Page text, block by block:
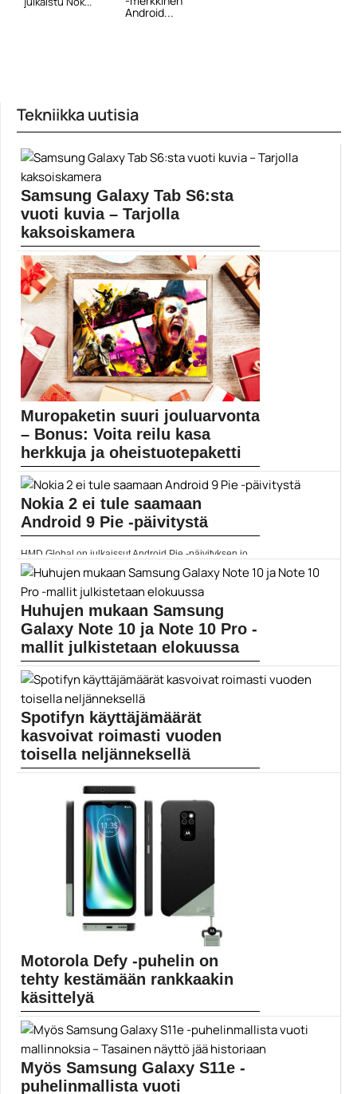
Android...
Tekniikka uutisia
Samsung Galaxy Tab S6:sta
vuoti kuvia – Tarjolla
kaksoiskamera
Vuotaneiden kuvien perusteella Samsung hyppää tänä
vuonna Galaxy...
Mobiili
Muropaketin suuri jouluarvonta
– Bonus: Voita reilu kasa
herkkuja ja oheistuotepaketti
Muropaketin varsinaiset jouluarvonnat päättyivät
aatonaattona 23. joulukuuta, mutta...
Elokuvauutiset
Nokia 2 ei tule saamaan
Android 9 Pie -päivitystä
HMD Global on julkaissut Android Pie -päivityksen jo...
Android 9 Pie
Huhujen mukaan Samsung
Galaxy Note 10 ja Note 10 Pro -
mallit julkistetaan elokuussa
Huhujen mukaan Samsung aikoo esitellä uudet Galaxy
Note...
Mobiili
Spotifyn käyttäjämäärät
kasvoivat roimasti vuoden
toisella neljänneksellä
Sekä maksavien asiakkaiden että Spotifyn
ilmaiskäyttäjien määrä nousi...
Motorola Defy -puhelin on
tehty kestämään rankkaakin
käsittelyä
Reippaampaan menoon suunnattuja puhelimia
valmistava Bullitt on lähtenyt...
IP68-luokitus
Myös Samsung Galaxy S11e -
puhelinmallista vuoti